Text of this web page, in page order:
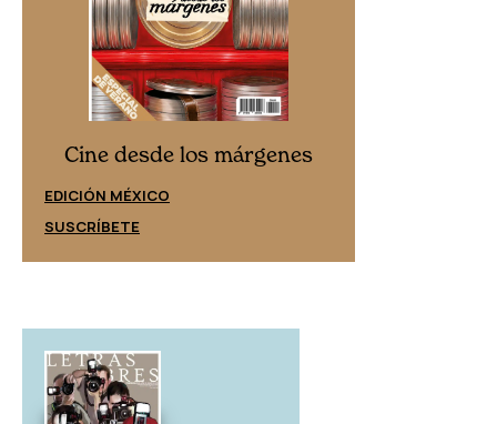
Cine desde los márgenes
EDICIÓN MÉXICO
SUSCRÍBETE